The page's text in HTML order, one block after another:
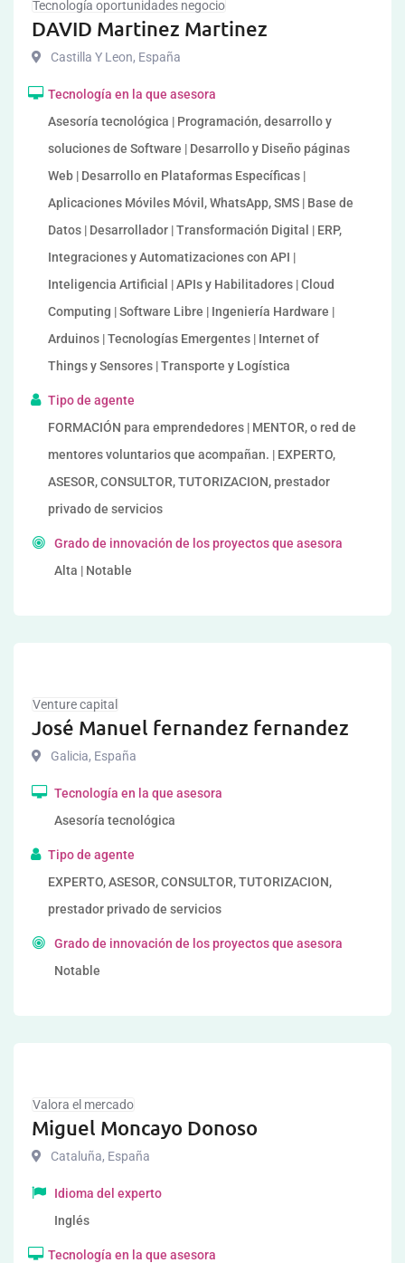
Tecnología oportunidades negocio
DAVID Martinez Martinez
Castilla Y Leon, España
Tecnología en la que asesora
Asesoría tecnológica | Programación, desarrollo y
soluciones de Software | Desarrollo y Diseño páginas
Web | Desarrollo en Plataformas Específicas |
Aplicaciones Móviles Móvil, WhatsApp, SMS | Base de
Datos | Desarrollador | Transformación Digital | ERP,
Integraciones y Automatizaciones con API |
Inteligencia Artificial | APIs y Habilitadores | Cloud
Computing | Software Libre | Ingeniería Hardware |
Arduinos | Tecnologías Emergentes | Internet of
Things y Sensores | Transporte y Logística
Tipo de agente
FORMACIÓN para emprendedores | MENTOR, o red de
mentores voluntarios que acompañan. | EXPERTO,
ASESOR, CONSULTOR, TUTORIZACION, prestador
privado de servicios
Grado de innovación de los proyectos que asesora
Alta | Notable
Venture capital
José Manuel fernandez fernandez
Galicia, España
Tecnología en la que asesora
Asesoría tecnológica
Tipo de agente
EXPERTO, ASESOR, CONSULTOR, TUTORIZACION,
prestador privado de servicios
Grado de innovación de los proyectos que asesora
Notable
Valora el mercado
Miguel Moncayo Donoso
Cataluña, España
Idioma del experto
Inglés
Tecnología en la que asesora